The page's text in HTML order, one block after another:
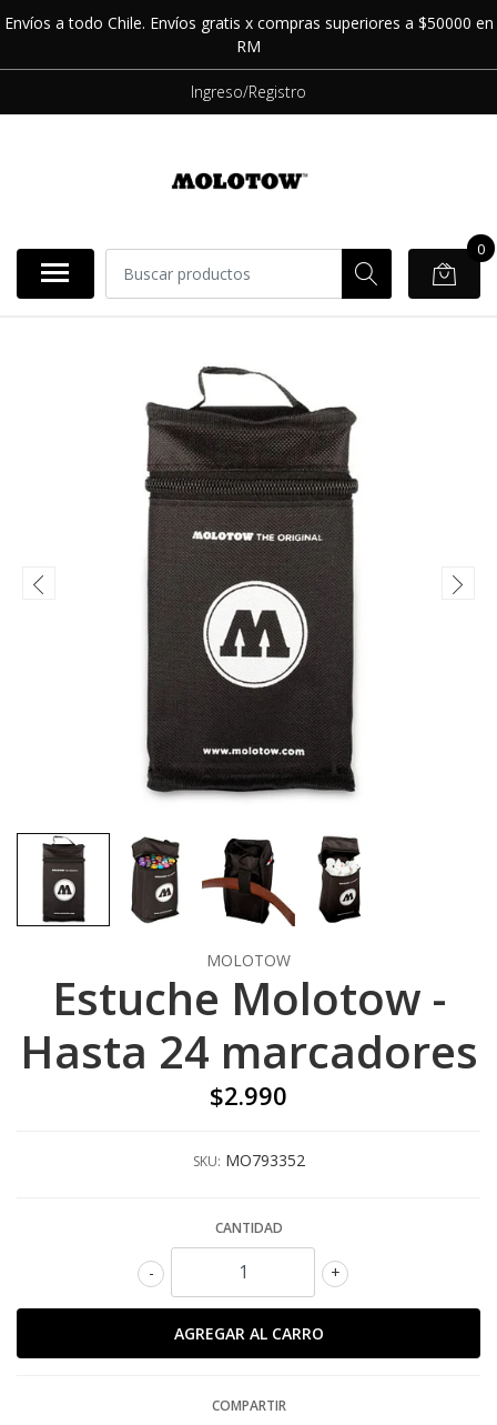
Envíos a todo Chile. Envíos gratis x compras superiores a $50000 en
RM
Ingreso/Registro
0
MOLOTOW
Estuche Molotow -
Hasta 24 marcadores
$2.990
SKU: MO793352
CANTIDAD
+
-
COMPARTIR